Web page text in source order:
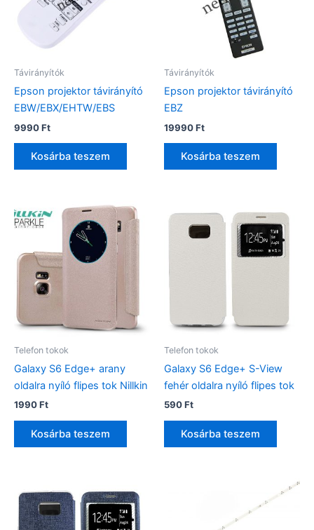
Távirányítók
Epson projektor távirányító
EBW/EBX/EHTW/EBS
9990Ft
Kosárba teszem
Távirányítók
Epson projektor távirányító
EBZ
19990Ft
Kosárba teszem
Telefon tokok
Galaxy S6 Edge+ arany
oldalra nyíló flipes tok Nillkin
1990Ft
Kosárba teszem
Telefon tokok
Galaxy S6 Edge+ S-View
fehér oldalra nyíló flipes tok
590Ft
Kosárba teszem